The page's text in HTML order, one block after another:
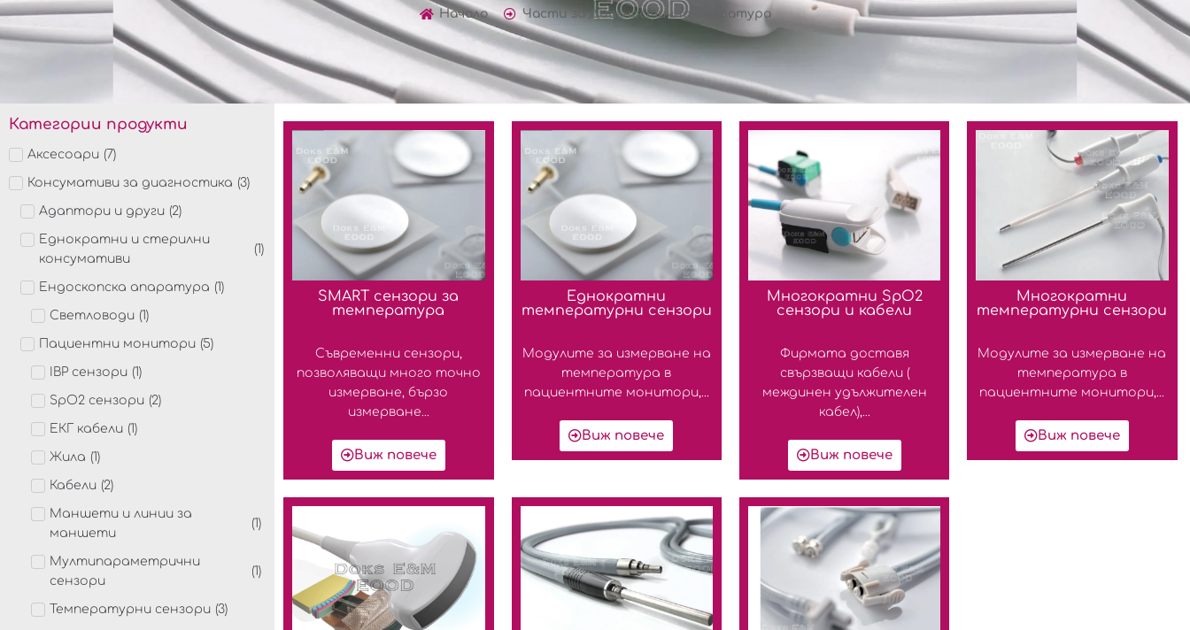
Начало Части за Диагностична апаратура
Категории продукти
Аксесоари (7)
Консумативи за диагностика (3)
Адаптори и други (2)
Еднократни и стерилни
консумативи
(1)
Ендоскопска апаратура (1)
Светловоди (1)
Пациентни монитори (5)
IBP сензори (1)
SpO2 сензори (2)
ЕКГ кабели (1)
Жила (1)
Кабели (2)
Маншети и линии за
маншети
(1)
Мултипараметрични
сензори
(1)
Температурни сензори (3)
SMART сензори за
температура
Съвременни сензори,
позволяващи много точно
измерване, бързо
измерване...
Виж повече
Еднократни
температурни сензори
Модулите за измерване на
температура в
пациентните монитори,...
Виж повече
Многократни SpO2
сензори и кабели
Фирмата доставя
свързващи кабели (
междинен удължителен
кабел),...
Виж повече
Многократни
температурни сензори
Модулите за измерване на
температура в
пациентните монитори,...
Виж повече